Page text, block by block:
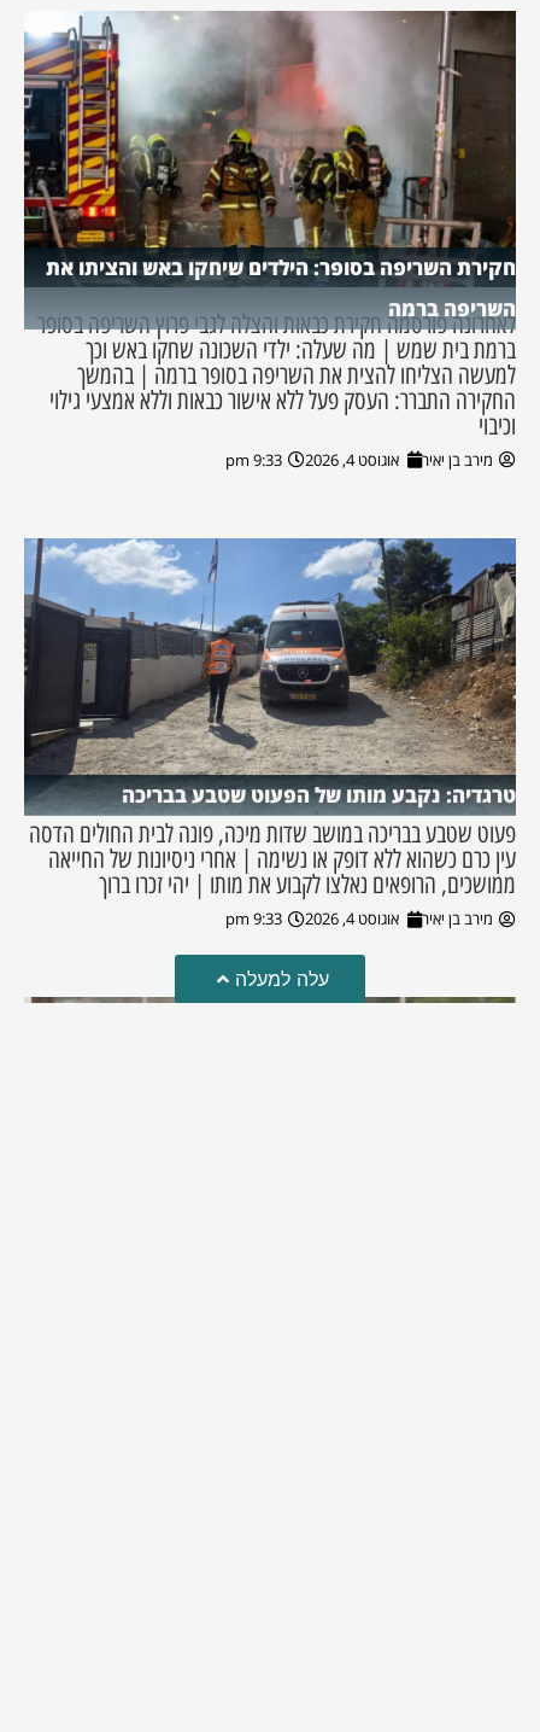
חקירת השריפה בסופר: הילדים שיחקו באש והציתו את
השריפה ברמה
לאחרונה פורסמה חקירת כבאות והצלה לגבי פרוץ השריפה בסופר
ברמת בית שמש | מה שעלה: ילדי השכונה שחקו באש וכך
למעשה הצליחו להצית את השריפה בסופר ברמה | בהמשך
החקירה התברר: העסק פעל ללא אישור כבאות וללא אמצעי גילוי
וכיבוי
מירב בן יאיר אוגוסט 4, 2026 9:33 pm
טרגדיה: נקבע מותו של הפעוט שטבע בבריכה
פעוט שטבע בבריכה במושב שדות מיכה, פונה לבית החולים הדסה
עין כרם כשהוא ללא דופק או נשימה | אחרי ניסיונות של החייאה
ממושכים, הרופאים נאלצו לקבוע את מותו | יהי זכרו ברוך
מירב בן יאיר אוגוסט 4, 2026 9:33 pm
עלה למעלה